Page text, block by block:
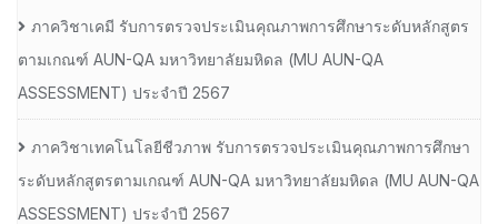
ภาควิชาเคมี รับการตรวจประเมินคุณภาพการศึกษาระดับหลักสูตร
ตามเกณฑ์ AUN-QA มหาวิทยาลัยมหิดล (MU AUN-QA
ASSESSMENT) ประจำปี 2567
ภาควิชาเทคโนโลยีชีวภาพ รับการตรวจประเมินคุณภาพการศึกษา
ระดับหลักสูตรตามเกณฑ์ AUN-QA มหาวิทยาลัยมหิดล (MU AUN-QA
ASSESSMENT) ประจำปี 2567